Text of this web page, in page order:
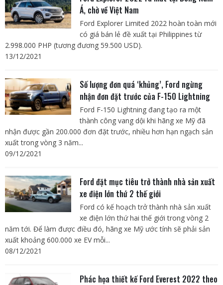
Á, chờ về Việt Nam
Ford Explorer Limited 2022 hoàn toàn mới
có giá bán lẻ đề xuất tại Philippines từ
2.998.000 PHP (tương đương 59.500 USD).
13/12/2021
Số lượng đơn quá ‘khủng’, Ford ngừng
nhận đơn đặt trước của F-150 Lightning
Ford F-150 Lightning đang tạo ra một
thành công vang dội khi hãng xe Mỹ đã
nhận được gần 200.000 đơn đặt trước, nhiều hơn hạn ngạch sản
xuất trong vòng 3 năm...
09/12/2021
Ford đặt mục tiêu trở thành nhà sản xuất
xe điện lớn thứ 2 thế giới
Ford có kế hoạch trở thành nhà sản xuất
xe điện lớn thứ hai thế giới trong vòng 2
năm tới. Để làm được điều đó, hãng xe Mỹ ước tính sẽ phải sản
xuất khoảng 600.000 xe EV mỗi...
08/12/2021
Phác họa thiết kế Ford Everest 2022 theo